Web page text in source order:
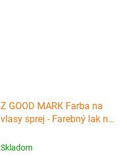
Z GOOD MARK Farba na
vlasy sprej - Farebný lak na
Skladom